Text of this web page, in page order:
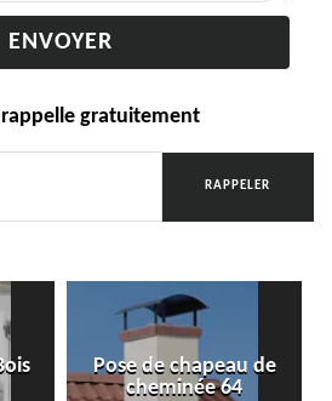
gratuitement
Pose de chapeau de
cheminée 64